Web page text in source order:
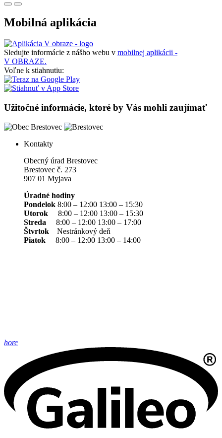
Mobilná aplikácia
Sledujte informácie z nášho webu v mobilnej aplikácii -
V OBRAZE.
Voľne k stiahnutiu:
Užitočné informácie, ktoré by Vás mohli zaujímať
Kontakty
Obecný úrad Brestovec
Brestovec č. 273
907 01 Myjava
Úradné hodiny
Pondelok 8:00 – 12:00 13:00 – 15:30
Utorok 8:00 – 12:00 13:00 – 15:30
Streda 8:00 – 12:00 13:00 – 17:00
Štvrtok Nestránkový deň
Piatok 8:00 – 12:00 13:00 – 14:00
hore